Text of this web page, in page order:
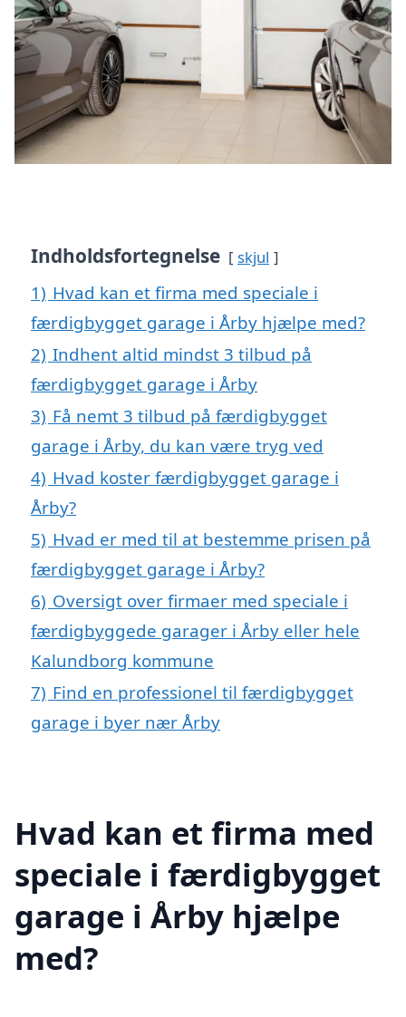
Indholdsfortegnelse skjul
1) Hvad kan et firma med speciale i
færdigbygget garage i Årby hjælpe med?
2) Indhent altid mindst 3 tilbud på
færdigbygget garage i Årby
3) Få nemt 3 tilbud på færdigbygget
garage i Årby, du kan være tryg ved
4) Hvad koster færdigbygget garage i
Årby?
5) Hvad er med til at bestemme prisen på
færdigbygget garage i Årby?
6) Oversigt over firmaer med speciale i
færdigbyggede garager i Årby eller hele
Kalundborg kommune
7) Find en professionel til færdigbygget
garage i byer nær Årby
Hvad kan et firma med
speciale i færdigbygget
garage i Årby hjælpe
med?